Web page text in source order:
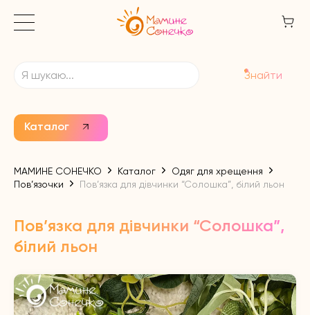
Каталог
Знайти
МАМИНЕ СОНЕЧКО Каталог
Одяг для хрещення
Пов’язочки
Пов’язка для дівчинки “Солошка”, білий льон
Пов’язка для дівчинки “Солошка”,
білий льон